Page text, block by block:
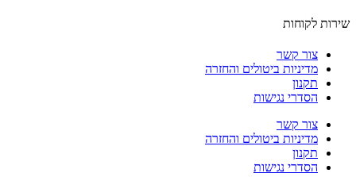
לקוחות
צור קשר
מדיניות ביטולים והחזרה
תקנון
הסדרי נגישות
צור קשר
מדיניות ביטולים והחזרה
תקנון
הסדרי נגישות